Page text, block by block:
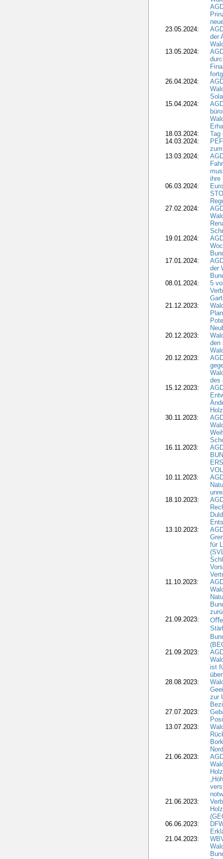
23.05.2024:
der
13.05.2024:
26.04.2024:
15.04.2024:
18.03.2024:
Tag
14.03.2024:
13.03.2024:
ihre
06.03.2024:
27.02.2024:
19.01.2024:
17.01.2024:
der
08.01.2024:
5
21.12.2023:
20.12.2023:
den
20.12.2023:
des
15.12.2023:
30.11.2023:
16.11.2023:
10.11.2023:
18.10.2023:
13.10.2023:
für
11.10.2023:
21.09.2023:
21.09.2023:
ist
28.08.2023:
zur
27.07.2023:
13.07.2023:
21.06.2023:
21.06.2023:
06.06.2023:
21.04.2023: